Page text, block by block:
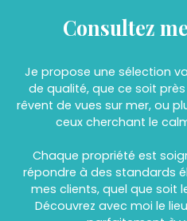
Consultez
Je propose une sélection
de qualité, que ce soit
rêvent de vues sur mer, ou
ceux cherchant le
Chaque propriété est
répondre à des standards
mes clients, quel que soit
Découvrez avec moi le